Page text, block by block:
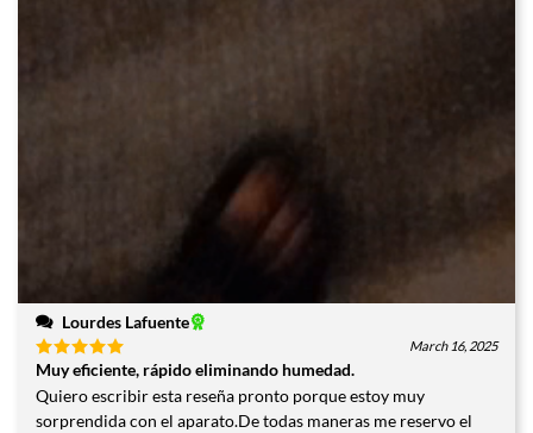
Lourdes Lafuente
Valorado
con
5
March 16, 2025
Muy eficiente, rápido eliminando humedad.
Quiero escribir esta reseña pronto porque estoy muy
sorprendida con el aparato.De todas maneras me reservo el